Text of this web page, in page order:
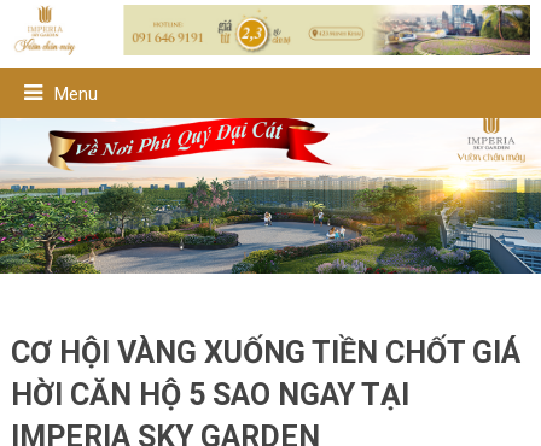
Menu
CƠ HỘI VÀNG XUỐNG TIỀN CHỐT GIÁ
HỜI CĂN HỘ 5 SAO NGAY TẠI
IMPERIA SKY GARDEN